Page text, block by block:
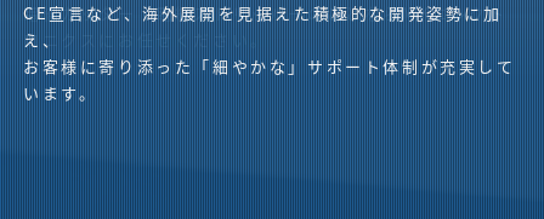
社会貢献を続ける企業でありたいと考えています。
電線カッター・電線ストリッパーのことならMKエレクト
ロニクスにお任せください。
CE宣言など、海外展開を見据えた積極的な開発姿勢に加
え、
お客様に寄り添った「細やかな」サポート体制が充実して
います。